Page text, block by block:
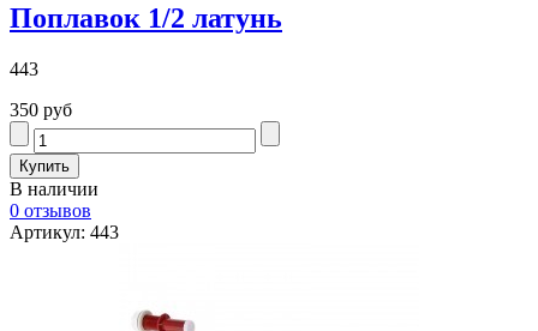
Поплавок 1/2 латунь
443
350 руб
В наличии
0 отзывов
Артикул: 443